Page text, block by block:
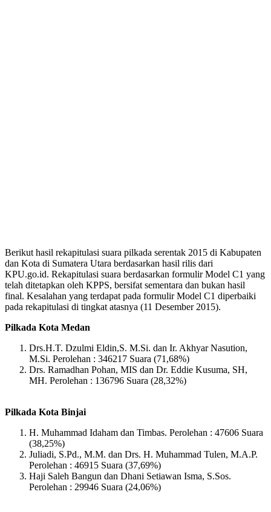
Berikut hasil rekapitulasi suara pilkada serentak 2015 di Kabupaten
dan Kota di Sumatera Utara berdasarkan hasil rilis dari
KPU.go.id. Rekapitulasi suara berdasarkan formulir Model C1 yang
telah ditetapkan oleh KPPS, bersifat sementara dan bukan hasil
final. Kesalahan yang terdapat pada formulir Model C1 diperbaiki
pada rekapitulasi di tingkat atasnya (11 Desember 2015).
Pilkada Kota Medan
Drs.H.T. Dzulmi Eldin,S. M.Si. dan Ir. Akhyar Nasution,
M.Si. Perolehan : 346217 Suara (71,68%)
Drs. Ramadhan Pohan, MIS dan Dr. Eddie Kusuma, SH,
MH. Perolehan : 136796 Suara (28,32%)
Pilkada Kota Binjai
H. Muhammad Idaham dan Timbas. Perolehan : 47606 Suara
(38,25%)
Juliadi, S.Pd., M.M. dan Drs. H. Muhammad Tulen, M.A.P.
Perolehan : 46915 Suara (37,69%)
Haji Saleh Bangun dan Dhani Setiawan Isma, S.Sos.
Perolehan : 29946 Suara (24,06%)